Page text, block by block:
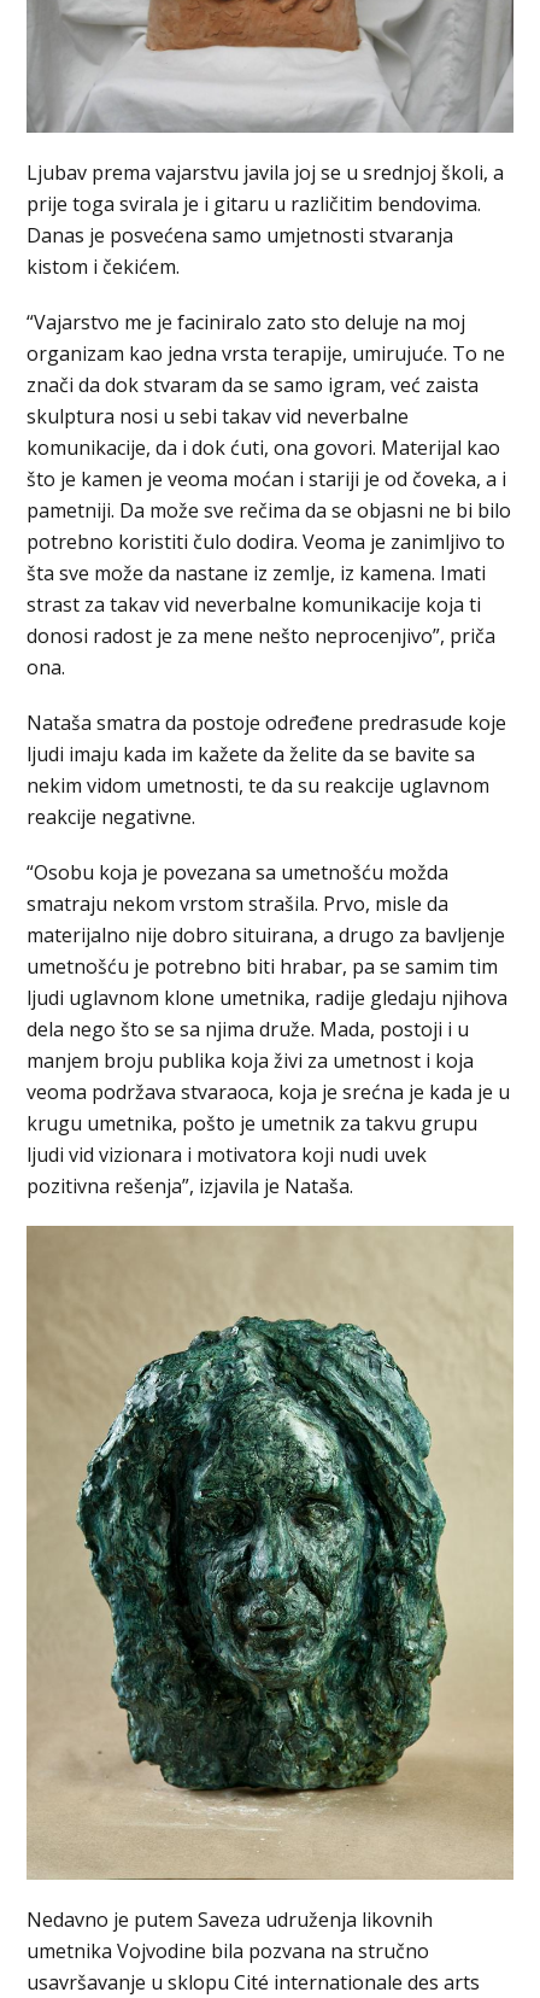
Ljubav prema vajarstvu javila joj se u srednjoj školi, a
prije toga svirala je i gitaru u različitim bendovima.
Danas je posvećena samo umjetnosti stvaranja
kistom i čekićem.
“Vajarstvo me je faciniralo zato sto deluje na moj
organizam kao jedna vrsta terapije, umirujuće. To ne
znači da dok stvaram da se samo igram, već zaista
skulptura nosi u sebi takav vid neverbalne
komunikacije, da i dok ćuti, ona govori. Materijal kao
što je kamen je veoma moćan i stariji je od čoveka, a i
pametniji. Da može sve rečima da se objasni ne bi bilo
potrebno koristiti čulo dodira. Veoma je zanimljivo to
šta sve može da nastane iz zemlje, iz kamena. Imati
strast za takav vid neverbalne komunikacije koja ti
donosi radost je za mene nešto neprocenjivo”, priča
ona.
Nataša smatra da postoje određene predrasude koje
ljudi imaju kada im kažete da želite da se bavite sa
nekim vidom umetnosti, te da su reakcije uglavnom
reakcije negativne.
“Osobu koja je povezana sa umetnošću možda
smatraju nekom vrstom strašila. Prvo, misle da
materijalno nije dobro situirana, a drugo za bavljenje
umetnošću je potrebno biti hrabar, pa se samim tim
ljudi uglavnom klone umetnika, radije gledaju njihova
dela nego što se sa njima druže. Mada, postoji i u
manjem broju publika koja živi za umetnost i koja
veoma podržava stvaraoca, koja je srećna je kada je u
krugu umetnika, pošto je umetnik za takvu grupu
ljudi vid vizionara i motivatora koji nudi uvek
pozitivna rešenja”, izjavila je Nataša.
Nedavno je putem Saveza udruženja likovnih
umetnika Vojvodine bila pozvana na stručno
usavršavanje u sklopu Cité internationale des arts